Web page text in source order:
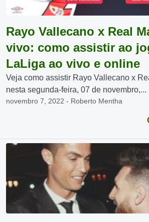
Rayo Vallecano x Real
vivo: como assistir ao
LaLiga ao vivo e online
Veja como assistir Rayo Vallecano x
nesta segunda-feira, 07 de novembro,...
novembro 7, 2022 - Roberto Mentha